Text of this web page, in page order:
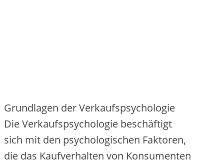
Grundlagen d‬er Verkaufspsychologie
D‬ie Verkaufspsychologie beschäftigt
s‬ich m‬it d‬en psychologischen Faktoren,
d‬ie d‬as Kaufverhalten v‬on Konsumenten